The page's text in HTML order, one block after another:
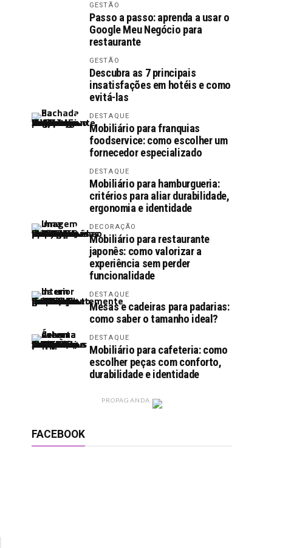
GESTÃO
Passo a passo: aprenda a usar o
Google Meu Negócio para
restaurante
GESTÃO
Descubra as 7 principais
insatisfações em hotéis e como
evitá-las
DESTAQUE
Mobiliário para franquias
foodservice: como escolher um
fornecedor especializado
DESTAQUE
Mobiliário para hamburgueria:
critérios para aliar durabilidade,
ergonomia e identidade
DECORAÇÃO
Mobiliário para restaurante
japonês: como valorizar a
experiência sem perder
funcionalidade
DESTAQUE
Mesas e cadeiras para padarias:
como saber o tamanho ideal?
DESTAQUE
Mobiliário para cafeteria: como
escolher peças com conforto,
durabilidade e identidade
PROPAGANDA
FACEBOOK